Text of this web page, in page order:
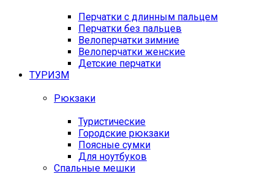
Перчатки с длинным пальцем
Перчатки без пальцев
Велоперчатки зимние
Велоперчатки женские
Детские перчатки
ТУРИЗМ
Рюкзаки
Туристические
Городские рюкзаки
Поясные сумки
Для ноутбуков
Спальные мешки